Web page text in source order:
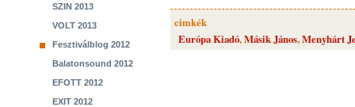
SZIN 2013
VOLT 2013
Fesztiválblog 2012
Balatonsound 2012
EFOTT 2012
EXIT 2012
cimkék
Európa Kiadó,Másik János,Menyhárt